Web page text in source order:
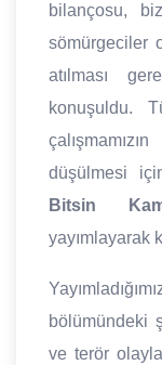
bilançosu,
sömürgeciler
atılması
konuşuldu.
düşülmesi
Bitsin
yayımlayarak
bölümündeki
ve terör